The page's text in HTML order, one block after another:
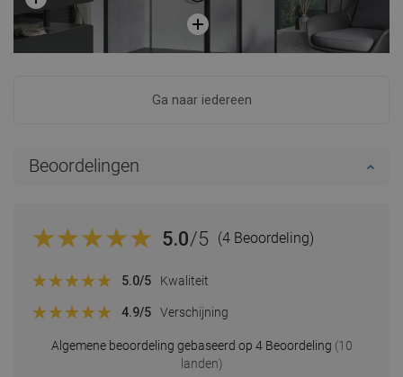
Ga naar iedereen
Beoordelingen
5.0/5 (4 Beoordeling)
Algemene beoordeling gebaseerd op 4 Beoordeling (10
landen)
5.0/5 Kwaliteit
4.9/5 Verschijning